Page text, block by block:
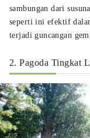
sambungan dari
seperti ini efektif
terjadi guncangan
2. Pagoda Tingkat